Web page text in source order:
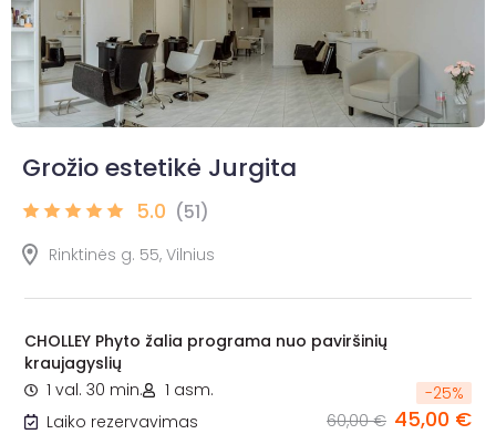
Grožio estetikė Jurgita
5.0 (51)
Rinktinės g. 55, Vilnius
CHOLLEY Phyto žalia programa nuo paviršinių
kraujagyslių
1 val. 30 min.
1 asm.
Laiko rezervavimas
-25%
60,00 € 45,00 €